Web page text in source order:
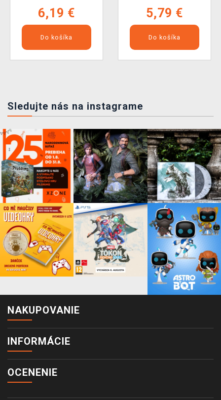
6,19 €
Do košíka
5,79 €
Do košíka
Sledujte nás na instagrame
NAKUPOVANIE
INFORMÁCIE
OCENENIE